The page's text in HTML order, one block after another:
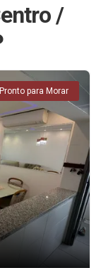
/
Pronto para Morar